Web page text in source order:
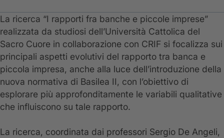
La ricerca “I rapporti fra banche e piccole imprese”
realizzata da studiosi dell’Università Cattolica del
Sacro Cuore in collaborazione con CRIF si focalizza sui
principali aspetti evolutivi del rapporto tra banca e
piccola impresa, anche alla luce dell’introduzione della
nuova normativa di Basilea II, con l’obiettivo di
esplorare più approfonditamente le variabili qualitative
che influiscono su tale rapporto.
La ricerca, coordinata dai professori Sergio De Angeli,